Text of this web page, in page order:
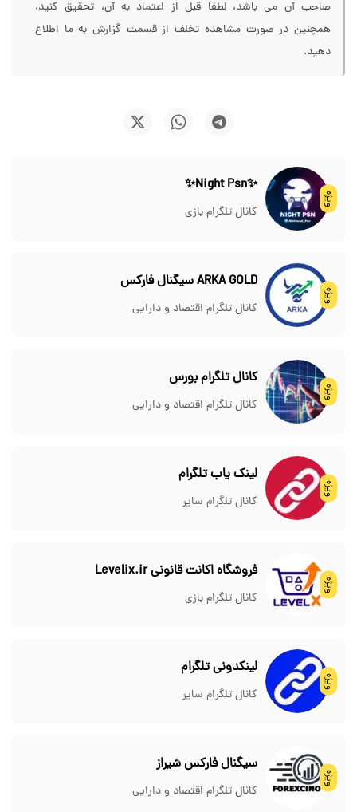
صاحب آن می باشد، لطفا قبل از اعتماد به آن، تحقیق کنید،
همچنین در صورت مشاهده تخلف از قسمت گزارش به ما اطلاع
دهید.
ویژه
✨Night Psn✨
کانال تلگرام بازی
ویژه
ARKA GOLD سیگنال فارکس
کانال تلگرام اقتصاد و دارایی
ویژه
کانال تلگرام بورس
کانال تلگرام اقتصاد و دارایی
ویژه
لینک یاب تلگرام
کانال تلگرام سایر
ویژه
فروشگاه اکانت قانونی Levelix.ir
کانال تلگرام بازی
ویژه
لینکدونی تلگرام
کانال تلگرام سایر
ویژه
سیگنال فارکس شیراز
کانال تلگرام اقتصاد و دارایی